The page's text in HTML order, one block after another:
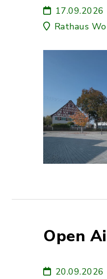
17.09.2026
Rathaus
Open
20.09.2026